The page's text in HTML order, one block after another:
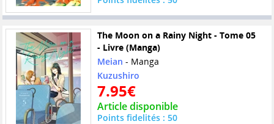
The Moon on a Rainy Night - Tome 05
- Livre (Manga)
Meian - Manga
Kuzushiro
7.95€
Article disponible
Points fidelités : 50